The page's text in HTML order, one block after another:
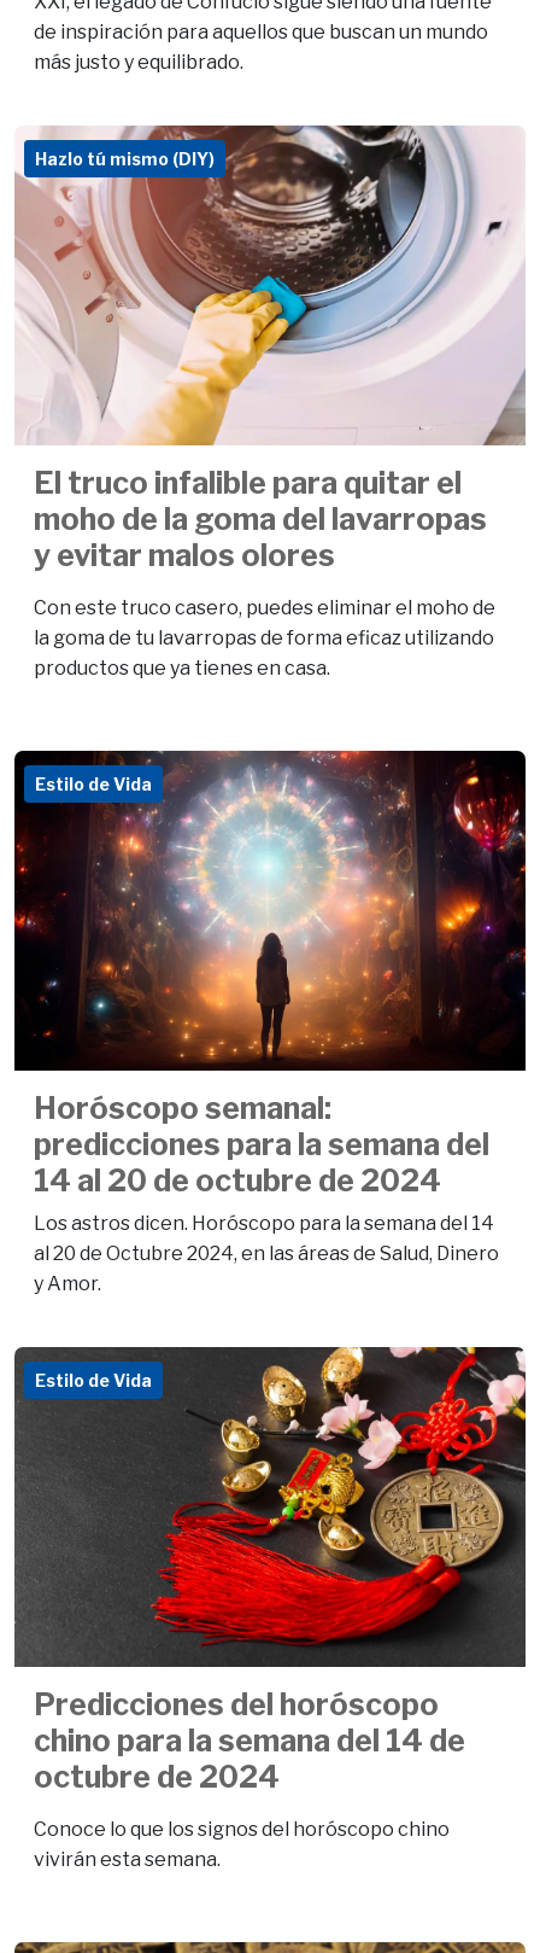
de inspiración para aquellos que buscan un mundo
más justo y equilibrado.
Hazlo tú mismo (DIY)
El truco infalible para quitar el
moho de la goma del lavarropas
y evitar malos olores
Con este truco casero, puedes eliminar el moho de
la goma de tu lavarropas de forma eficaz utilizando
productos que ya tienes en casa.
Estilo de Vida
Horóscopo semanal:
predicciones para la semana del
14 al 20 de octubre de 2024
Los astros dicen. Horóscopo para la semana del 14
al 20 de Octubre 2024, en las áreas de Salud, Dinero
y Amor.
Estilo de Vida
Predicciones del horóscopo
chino para la semana del 14 de
octubre de 2024
Conoce lo que los signos del horóscopo chino
vivirán esta semana.